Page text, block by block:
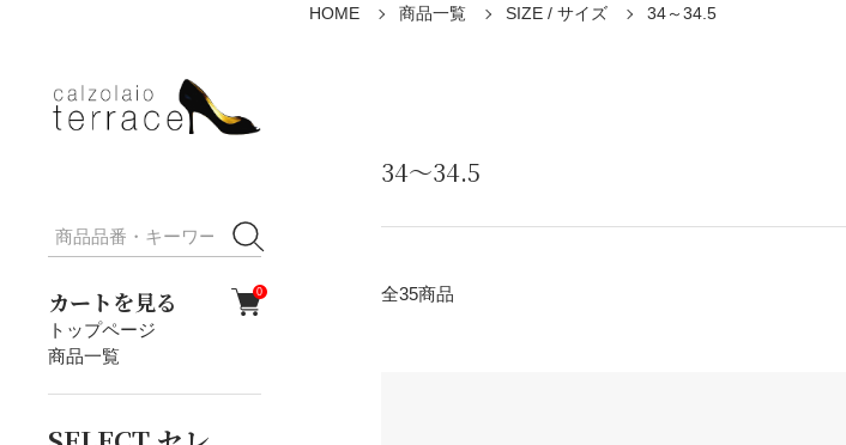
カートを見る 0
トップページ
商品一覧
HOME 商品一覧 SIZE / サイズ 34～34.5
34～34.5
全35商品